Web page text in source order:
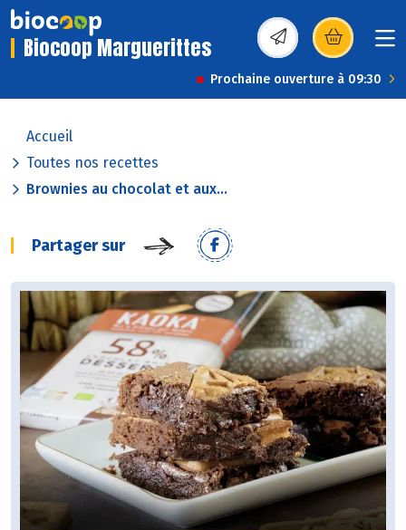
Biocoop Marguerittes (s’ouvre dans une
Prochaine ouverture à 09:30
Accueil
Toutes nos recettes
Brownies au chocolat et aux...
Partager sur